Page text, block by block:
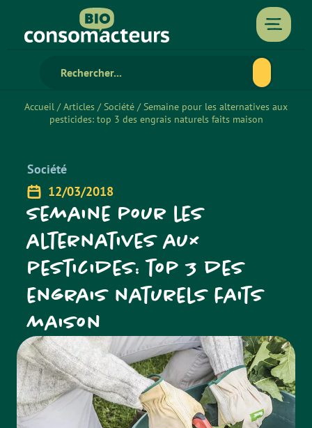
Accueil /Articles /Société /Semaine pour les alternatives aux
pesticides: top 3 des engrais naturels faits maison
Société
12/03/2018
Semaine pour les
alternatives aux
pesticides: top 3 des
engrais naturels faits
maison